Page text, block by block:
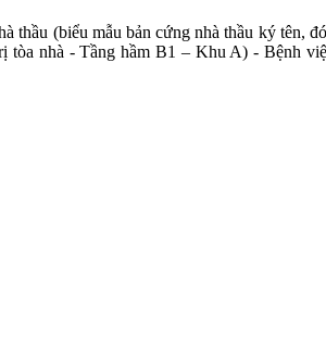
thầu (biểu mẫu bản cứng nhà thầu ký tên,
tòa nhà - Tầng hầm B1 – Khu A) - Bệnh